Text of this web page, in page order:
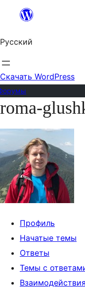
Перейти
содержимому
Русский
Скачать WordPress
Перейти
roma-
Профиль
Начатые темы
Ответы
Темы с
Взаимодействия